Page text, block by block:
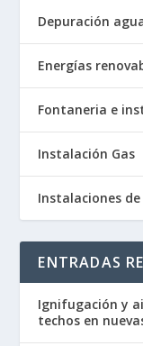
Depuración
Energías
Fontaneria e
Instalación Gas
Instalaciones
ENTRADAS
Ignifugación y
techos en